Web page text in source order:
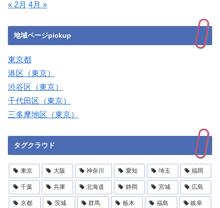
« 2月 4月 »
地域ページpickup
東京都
港区（東京）
渋谷区（東京）
千代田区（東京）
三多摩地区（東京）
タグクラウド
東京 大阪 神奈川 愛知 埼玉 福岡
千葉 兵庫 北海道 静岡 宮城 広島
京都 茨城 群馬 栃木 福島 岐阜